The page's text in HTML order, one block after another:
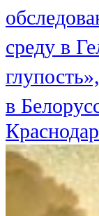
среду в
в
Краснодар